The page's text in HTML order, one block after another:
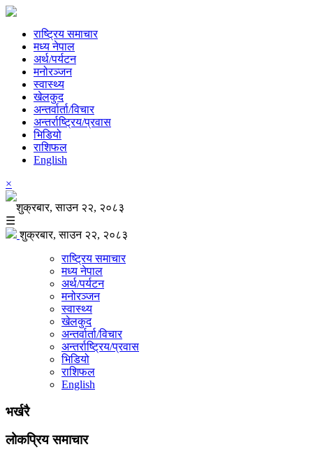
राष्ट्रिय समाचार
मध्य नेपाल
अर्थ/पर्यटन
मनोरञ्जन
स्वास्थ्य
खेलकुद
अन्तर्वार्ता/विचार
अन्तर्राष्ट्रिय/प्रवास
भिडियो
राशिफल
English
×
शुक्रबार, साउन २२, २०८३
☰
शुक्रबार, साउन २२, २०८३
राष्ट्रिय समाचार
मध्य नेपाल
अर्थ/पर्यटन
मनोरञ्जन
स्वास्थ्य
खेलकुद
अन्तर्वार्ता/विचार
अन्तर्राष्ट्रिय/प्रवास
भिडियो
राशिफल
English
भर्खरै
लोकप्रिय समाचार